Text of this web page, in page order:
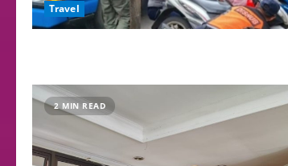
Travel
2 MIN READ